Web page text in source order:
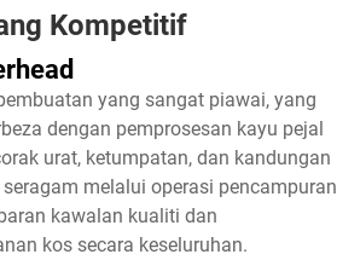
Kompetitif
yang sangat piawai, yang
dengan pemprosesan kayu pejal
urat, ketumpatan, dan kandungan
melalui operasi pencampuran
kawalan kualiti dan
kos secara keseluruhan.